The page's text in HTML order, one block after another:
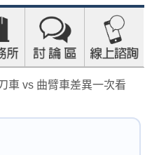
車 vs 曲臂車差異一次看